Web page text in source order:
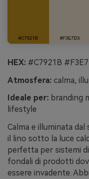
HEX: #C7921B
Atmosfera: calma,
Ideale per: branding
lifestyle
Calma e illuminata
il lino sotto la luce
perfetta per sistemi
fondali di prodotti
essere invadente.